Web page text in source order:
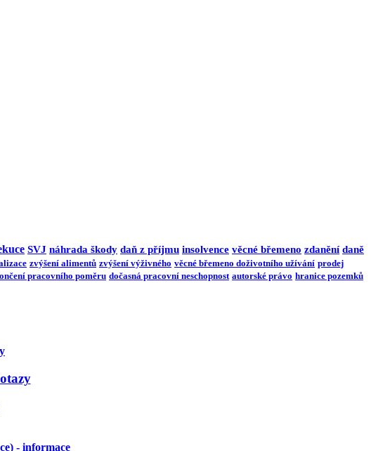
SVJ náhrada škody daň z příjmu insolvence věcné břemeno zdanění daně
zvýšení alimentů zvýšení výživného věcné břemeno doživotního užívání prodej
pracovního poměru dočasná pracovní neschopnost autorské právo hranice pozemků